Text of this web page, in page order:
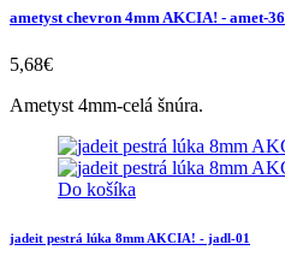
ametyst chevron 4mm AKCIA! - amet-36
5,68€
Ametyst 4mm-celá šnúra.
Do košíka
jadeit pestrá lúka 8mm AKCIA! - jadl-01